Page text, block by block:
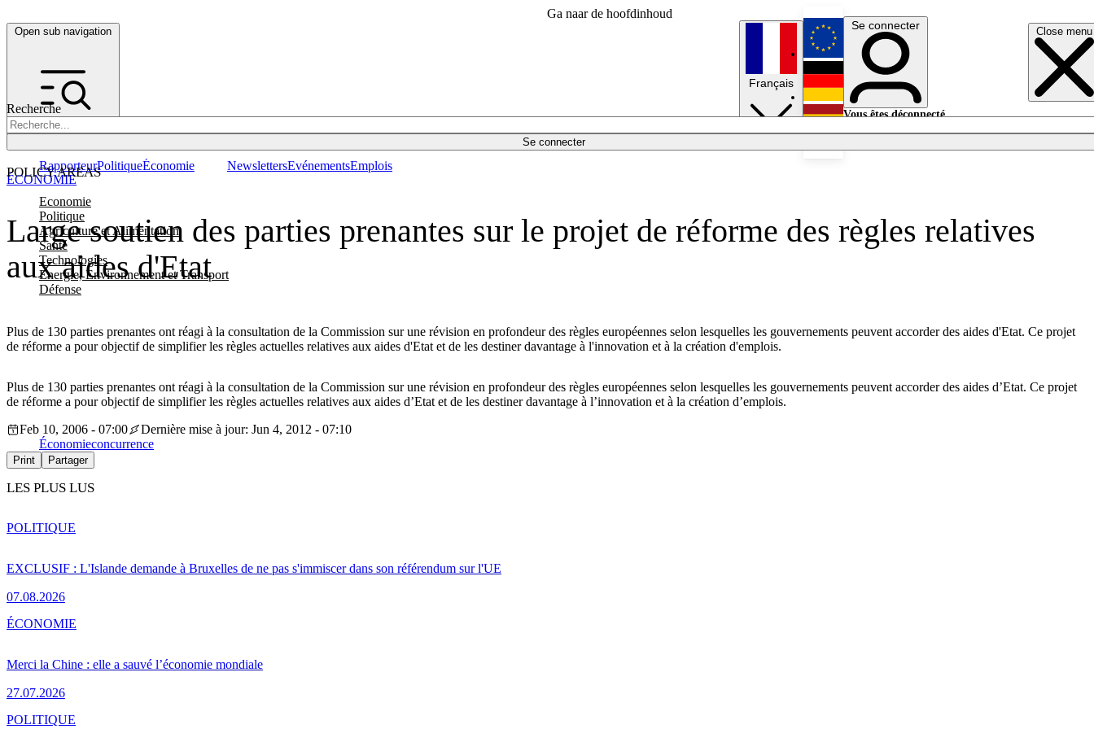
Ga naar de hoofdinhoud
Open sub navigation Close menu
Recherche
Se connecter
POLICY AREAS
Economie
Politique
Agriculture et Alimentation
Santé
Technologies
Energie, Environnement et Transport
Défense
RapporteurPolitiqueÉconomie NewslettersEvénementsEmplois
Français
English
Deutsch
Se connecter
Vous êtes déconnecté.
Large soutien des parties prenantes sur le projet de réforme des règles relatives
aux aides d'Etat
Plus de 130 parties prenantes ont réagi à la consultation de la Commission sur une révision en profondeur des règles européennes selon lesquelles les gouvernements peuvent accorder des aides d'Etat. Ce projet
de réforme a pour objectif de simplifier les règles actuelles relatives aux aides d'Etat et de les destiner davantage à l'innovation et à la création d'emplois.
ÉCONOMIE
Plus de 130 parties prenantes ont réagi à la consultation de la Commission sur une révision en profondeur des règles européennes selon lesquelles les gouvernements peuvent accorder des aides d’Etat. Ce projet
de réforme a pour objectif de simplifier les règles actuelles relatives aux aides d’Etat et de les destiner davantage à l’innovation et à la création d’emplois.
Feb 10, 2006 - 07:00
Dernière mise à jour: Jun 4, 2012 - 07:10
Économieconcurrence
Print Partager
LES PLUS LUS
EXCLUSIF : L'Islande demande à Bruxelles de ne pas s'immiscer dans son référendum sur l'UE
07.08.2026
POLITIQUE
Merci la Chine : elle a sauvé l’économie mondiale
27.07.2026
ÉCONOMIE
POLITIQUE